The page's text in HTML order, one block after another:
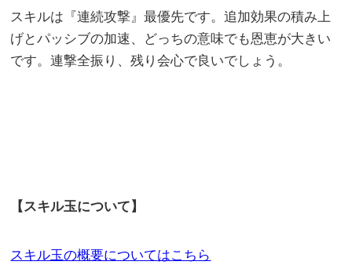
スキルは『連続攻撃』最優先です。追加効果の積み上
げとパッシブの加速、どっちの意味でも恩恵が大きい
です。連撃全振り、残り会心で良いでしょう。
【スキル玉について】
スキル玉の概要についてはこちら